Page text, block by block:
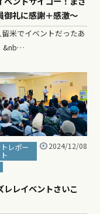
御礼に感謝＋感激〜
米でイベントだったあ
&nb…
レポー
ト
2024/12/08
レレイベントさいこ